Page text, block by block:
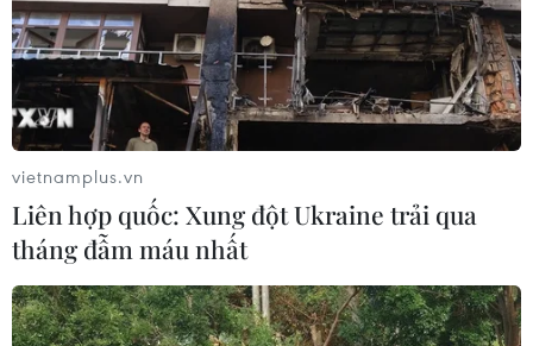
vietnamplus.vn
Liên hợp quốc: Xung đột Ukraine trải qua
tháng đẫm máu nhất